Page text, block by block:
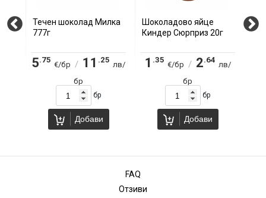
Течен шоколад Милка
777г
5.75
€/бр / 11 .25
лв/
бр
бр
Добави
Шоколадово яйце
Киндер Сюрприз 20г
1 .35
€/бр / 2.64
лв/
бр
бр
Добави
FAQ
Отзиви